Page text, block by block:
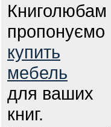
Книголюбам
пропонуємо
купить
мебель
для ваших
книг.